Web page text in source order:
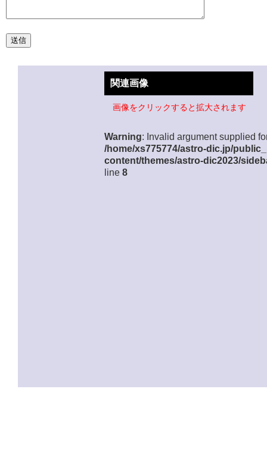
関連画像
画像をクリックすると拡大されます
Warning: Invalid argument supplied
/home/xs775774/astro-dic.jp/
content/themes/astro-dic2023/
line 8